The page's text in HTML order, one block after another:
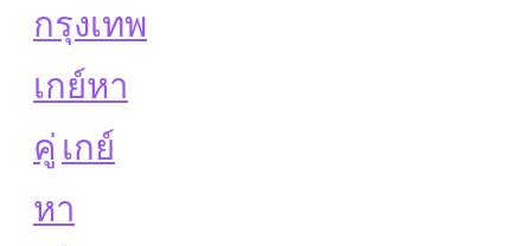
กรุงเทพ
เกย์หา
คู่ เกย์
หา